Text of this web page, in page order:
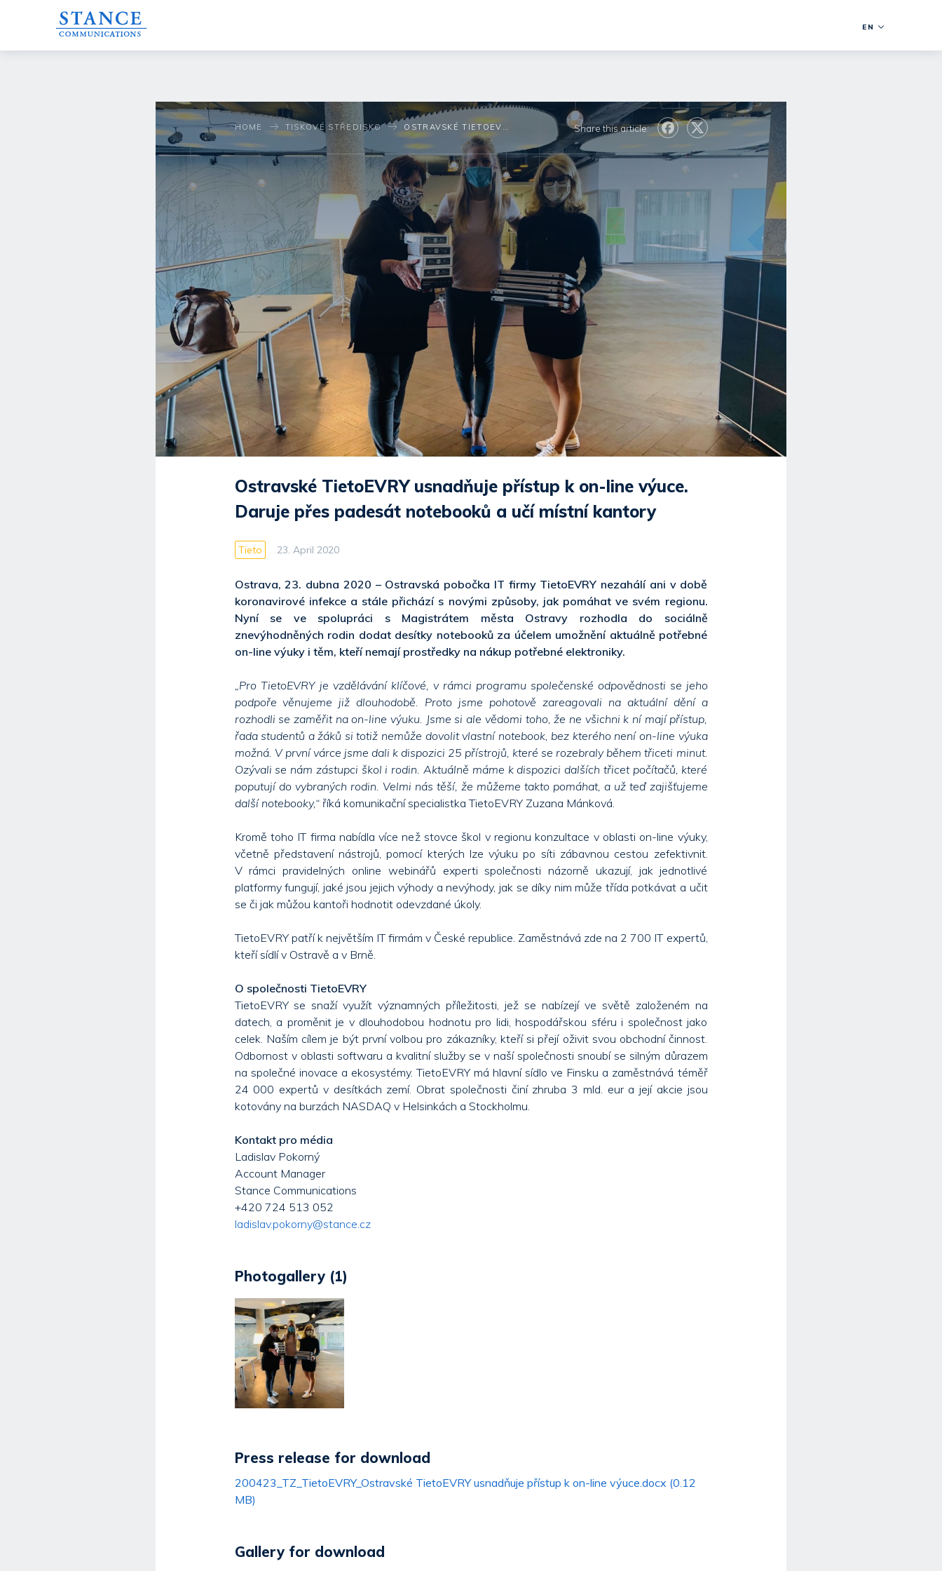
EN
HOME TISKOVÉ STŘEDISKO OSTRAVSKÉ TIETOEVRY USNADŇUJE PŘÍSTUP K ON-LINE VÝUCE. DARUJE PŘES PADESÁT NOTEBOOKŮ A UČÍ MÍSTNÍ KANTORY Share this article:
Ostravské TietoEVRY usnadňuje přístup k on-line výuce.
Daruje přes padesát notebooků a učí místní kantory
Tieto 23. April 2020
Ostrava, 23. dubna 2020 – Ostravská pobočka IT firmy TietoEVRY nezahálí ani v době
koronavirové infekce a stále přichází s novými způsoby, jak pomáhat ve svém regionu.
Nyní se ve spolupráci s Magistrátem města Ostravy rozhodla do sociálně
znevýhodněných rodin dodat desítky notebooků za účelem umožnění aktuálně potřebné
on-line výuky i těm, kteří nemají prostředky na nákup potřebné elektroniky.
„Pro TietoEVRY je vzdělávání klíčové, v rámci programu společenské odpovědnosti se jeho
podpoře věnujeme již dlouhodobě. Proto jsme pohotově zareagovali na aktuální dění a
rozhodli se zaměřit na on-line výuku. Jsme si ale vědomi toho, že ne všichni k ní mají přístup,
řada studentů a žáků si totiž nemůže dovolit vlastní notebook, bez kterého není on-line výuka
možná. V první várce jsme dali k dispozici 25 přístrojů, které se rozebraly během třiceti minut.
Ozývali se nám zástupci škol i rodin. Aktuálně máme k dispozici dalších třicet počítačů, které
poputují do vybraných rodin. Velmi nás těší, že můžeme takto pomáhat, a už teď zajišťujeme
další notebooky,“říká komunikační specialistka TietoEVRY Zuzana Mánková.
Kromě toho IT firma nabídla více než stovce škol v regionu konzultace v oblasti on-line výuky,
včetně představení nástrojů, pomocí kterých lze výuku po síti zábavnou cestou zefektivnit.
V rámci pravidelných online webinářů experti společnosti názorně ukazují, jak jednotlivé
platformy fungují, jaké jsou jejich výhody a nevýhody, jak se díky nim může třída potkávat a učit
se či jak můžou kantoři hodnotit odevzdané úkoly.
TietoEVRY patří k největším IT firmám v České republice. Zaměstnává zde na 2 700 IT expertů,
kteří sídlí v Ostravě a v Brně.
O společnosti TietoEVRY
TietoEVRY se snaží využít významných příležitosti, jež se nabízejí ve světě založeném na
datech, a proměnit je v dlouhodobou hodnotu pro lidi, hospodářskou sféru i společnost jako
celek. Naším cílem je být první volbou pro zákazníky, kteří si přejí oživit svou obchodní činnost.
Odbornost v oblasti softwaru a kvalitní služby se v naší společnosti snoubí se silným důrazem
na společné inovace a ekosystémy. TietoEVRY má hlavní sídlo ve Finsku a zaměstnává téměř
24 000 expertů v desítkách zemí. Obrat společnosti činí zhruba 3 mld. eur a její akcie jsou
kotovány na burzách NASDAQ v Helsinkách a Stockholmu.
Kontakt pro média
Ladislav Pokorný
Account Manager
Stance Communications
+420 724 513 052
ladislav.pokorny@stance.cz
Photogallery (1)
Press release for download
200423_TZ_TietoEVRY_Ostravské TietoEVRY usnadňuje přístup k on-line výuce.docx (0.12
MB)
Gallery for download